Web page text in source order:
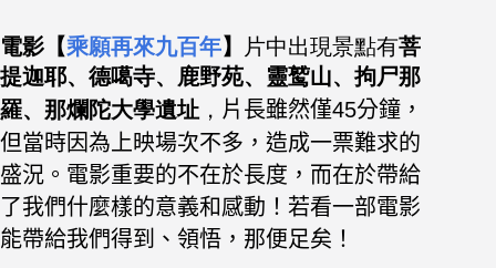
電影【乘願再來九百年】 片中出現景點有菩
提迦耶、德噶寺、鹿野苑、靈鹫山、拘尸那
羅、那爛陀大學遺址 ， 片長雖然僅45分鐘，
但當時因為上映場次不多，造成一票難求的
盛況。 電影重要的不在於長度，而在於帶給
了我們什麼樣的意義和感動！若看一部電影
能帶給我們得到、 領悟，那便足矣！